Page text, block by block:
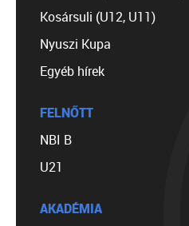
Kosársuli (U12, U11)
Nyuszi Kupa
Egyéb hírek
FELNŐTT
NBI B
U21
AKADÉMIA